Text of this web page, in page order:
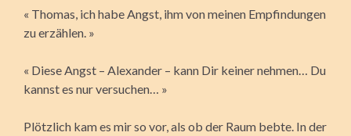
« Thomas, ich habe Angst, ihm von meinen Empfindungen
zu erzählen. »
« Diese Angst – Alexander – kann Dir keiner nehmen… Du
kannst es nur versuchen… »
Plötzlich kam es mir so vor, als ob der Raum bebte. In der